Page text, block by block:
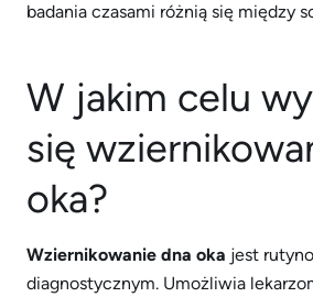
badania czasami różnią się między
W jakim celu
się
oka?
Wziernikowanie dna oka jest
diagnostycznym. Umożliwia